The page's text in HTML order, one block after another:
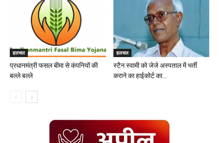
हलचल
प्रधानमंत्री फसल बीमा से कंपनियों की
बल्ले बल्ले
हलचल
स्टैन स्वामी को जेजे अस्पताल में भर्ती
कराने का हाईकोर्ट का...